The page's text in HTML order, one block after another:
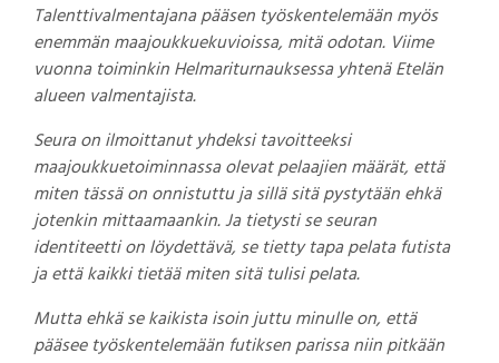
Talenttivalmentajana pääsen työskentelemään myös
enemmän maajoukkuekuvioissa, mitä odotan. Viime
vuonna toiminkin Helmariturnauksessa yhtenä Etelän
alueen valmentajista.
Seura on ilmoittanut yhdeksi tavoitteeksi
maajoukkuetoiminnassa olevat pelaajien määrät, että
miten tässä on onnistuttu ja sillä sitä pystytään ehkä
jotenkin mittaamaankin. Ja tietysti se seuran
identiteetti on löydettävä, se tietty tapa pelata futista
ja että kaikki tietää miten sitä tulisi pelata.
Mutta ehkä se kaikista isoin juttu minulle on, että
pääsee työskentelemään futiksen parissa niin pitkään